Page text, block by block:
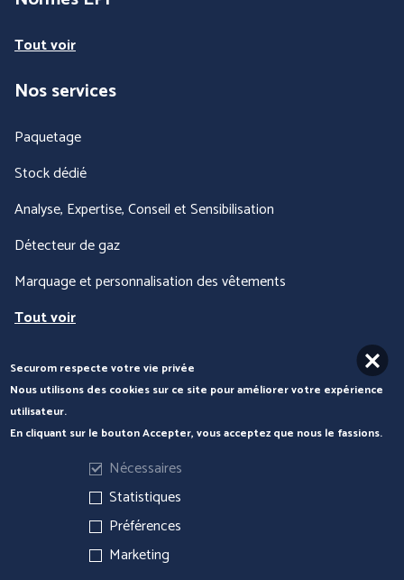
Tout voir
Nos services
Paquetage
Stock dédié
Analyse, Expertise, Conseil et Sensibilisation
Détecteur de gaz
Marquage et personnalisation des vêtements
Tout voir
Nous contacter
Securom respecte votre vie privée
Nous utilisons des cookies sur ce site pour améliorer votre expérience
utilisateur.
En cliquant sur le bouton Accepter, vous acceptez que nous le fassions.
Nécessaires
Statistiques
Préférences
Marketing